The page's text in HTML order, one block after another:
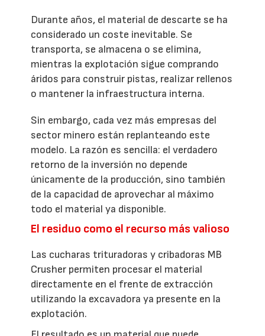
Durante años, el material de descarte se ha
considerado un coste inevitable. Se
transporta, se almacena o se elimina,
mientras la explotación sigue comprando
áridos para construir pistas, realizar rellenos
o mantener la infraestructura interna.
Sin embargo, cada vez más empresas del
sector minero están replanteando este
modelo. La razón es sencilla: el verdadero
retorno de la inversión no depende
únicamente de la producción, sino también
de la capacidad de aprovechar al máximo
todo el material ya disponible.
El residuo como el recurso más valioso
Las cucharas trituradoras y cribadoras MB
Crusher permiten procesar el material
directamente en el frente de extracción
utilizando la excavadora ya presente en la
explotación.